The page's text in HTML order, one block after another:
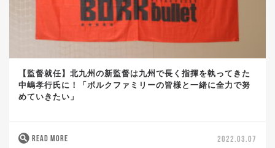
【監督就任】北九州の新監督は九州で長く指揮を執ってきた
中嶋孝行氏に！「ボルクファミリーの皆様と一緒に全力で努
めていきたい」
READ MORE 2022.03.07